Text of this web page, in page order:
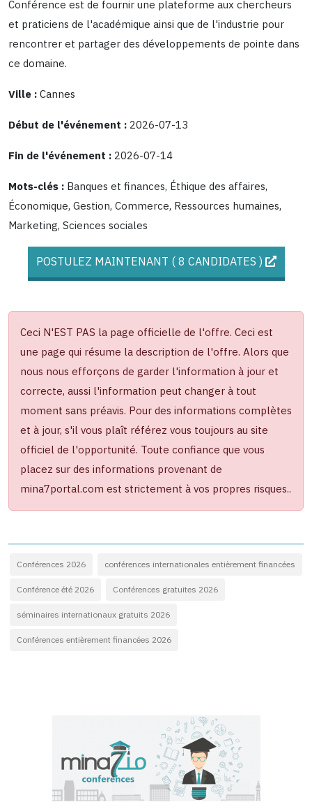
Conférence est de fournir une plateforme aux chercheurs
et praticiens de l'académique ainsi que de l'industrie pour
rencontrer et partager des développements de pointe dans
ce domaine.
Ville :Cannes
Début de l'événement : 2026-07-13
Fin de l'événement : 2026-07-14
Mots-clés : Banques et finances, Éthique des affaires,
Économique, Gestion, Commerce, Ressources humaines,
Marketing, Sciences sociales
POSTULEZ MAINTENANT ( 8 CANDIDATES )
Ceci N'EST PAS la page officielle de l'offre. Ceci est
une page qui résume la description de l'offre. Alors que
nous nous efforçons de garder l'information à jour et
correcte, aussi l'information peut changer à tout
moment sans préavis. Pour des informations complètes
et à jour, s'il vous plaît référez vous toujours au site
officiel de l'opportunité. Toute confiance que vous
placez sur des informations provenant de
mina7portal.com est strictement à vos propres risques..
Conférences 2026
conférences internationales entièrement financées
Conférence été 2026
Conférences gratuites 2026
séminaires internationaux gratuits 2026
Conférences entièrement financées 2026